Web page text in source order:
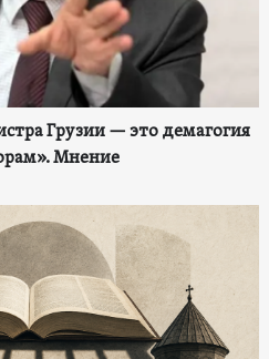
Грузии — это демагогия
Мнение